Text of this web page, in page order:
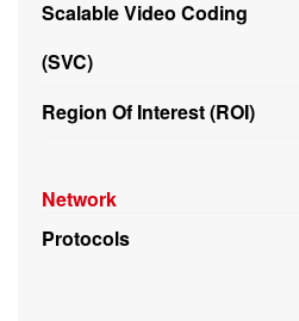
Scalable Video Coding
(SVC)
Region Of Interest (ROI)
Network
Protocols